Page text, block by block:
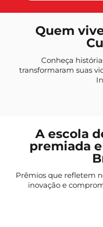
Quem
Conheça
transformaram suas
A escola
premiada
Prêmios que refletem
inovação e